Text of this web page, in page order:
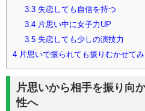
3.3失恋しても自信を持つ
3.4片思い中に女子力UP
3.5失恋しても少しの演技力
4 片思いで振られても振りむかせてみ
片思いから相手を振り向
性へ